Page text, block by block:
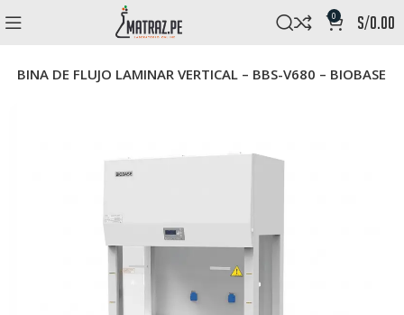
0 s/0.00
CABINA DE FLUJO LAMINAR VERTICAL – BBS-V680 – BIOBASE